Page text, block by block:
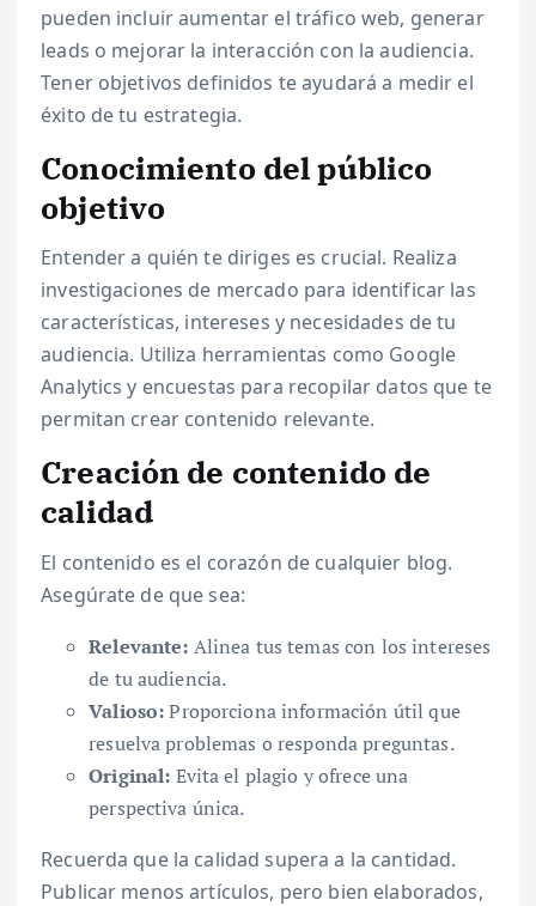
pueden incluir aumentar el tráfico web, generar
leads o mejorar la interacción con la audiencia.
Tener objetivos definidos te ayudará a medir el
éxito de tu estrategia.
Conocimiento del público
objetivo
Entender a quién te diriges es crucial. Realiza
investigaciones de mercado para identificar las
características, intereses y necesidades de tu
audiencia. Utiliza herramientas como Google
Analytics y encuestas para recopilar datos que te
permitan crear contenido relevante.
Creación de contenido de
calidad
El contenido es el corazón de cualquier blog.
Asegúrate de que sea:
Relevante: Alinea tus temas con los intereses
de tu audiencia.
Valioso:Proporciona información útil que
resuelva problemas o responda preguntas.
Original: Evita el plagio y ofrece una
perspectiva única.
Recuerda que la calidad supera a la cantidad.
Publicar menos artículos, pero bien elaborados,